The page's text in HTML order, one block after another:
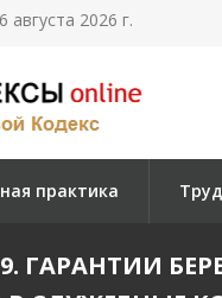
2026 г.
практика
ГАРАНТИИ